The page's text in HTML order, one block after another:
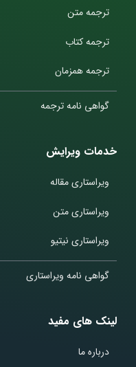
ترجمه متن
ترجمه کتاب
ترجمه همزمان
گواهی نامه ترجمه
خدمات ویرایش
ویراستاری مقاله
ویراستاری متن
ویراستاری نیتیو
گواهی نامه ویراستاری
لینک های مفید
درباره ما